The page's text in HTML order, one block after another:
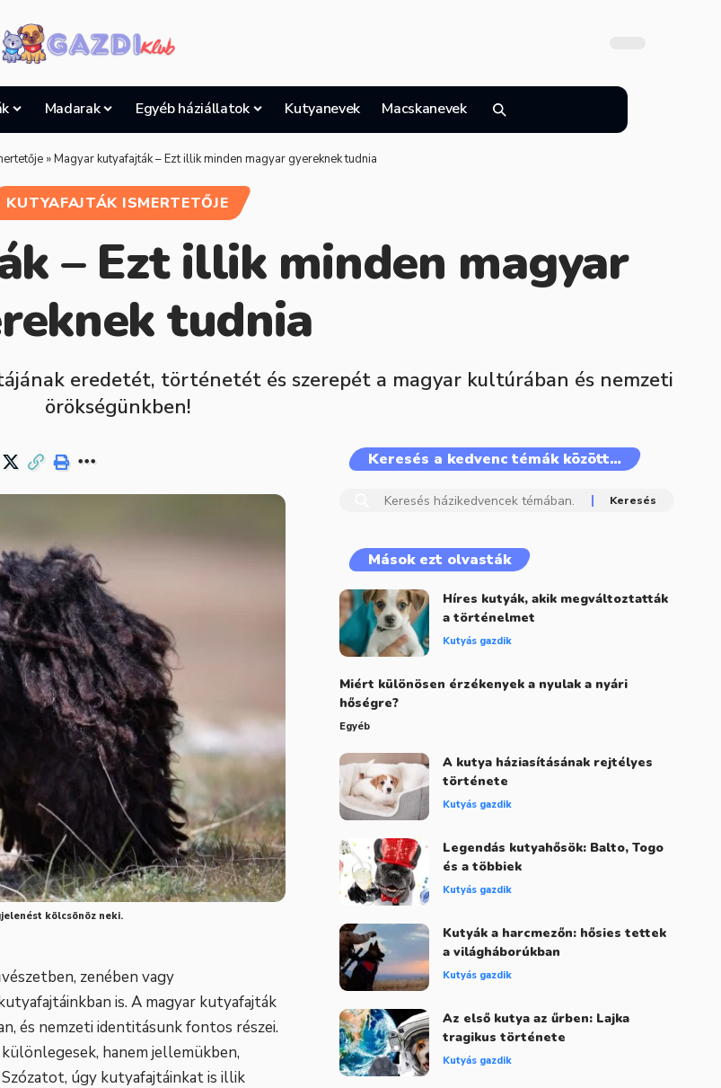
Madarak Egyéb háziállatok Kutyanevek Macskanevek
»Magyar kutyafajták – Ezt illik minden magyar gyereknek tudnia
KUTYAFAJTÁK ISMERTETŐJE
– Ezt illik minden magyar
tudnia
eredetét, történetét és szerepét a magyar kultúrában és nemzeti
örökségünkben!
kölcsönöz neki.
zenében vagy
is. A magyar kutyafajták
és nemzeti identitásunk fontos részei.
hanem jellemükben,
úgy kutyafajtáinkat is illik
Keresés a kedvenc témák között…
Mások ezt olvasták
Híres kutyák, akik megváltoztatták
a történelmet
Kutyás gazdik
Miért különösen érzékenyek a nyulak a nyári
hőségre?
Egyéb
A kutya háziasításának rejtélyes
története
Kutyás gazdik
Legendás kutyahősök: Balto, Togo
és a többiek
Kutyás gazdik
Kutyák a harcmezőn: hősies tettek
a világháborúkban
Kutyás gazdik
Az első kutya az űrben: Lajka
tragikus története
Kutyás gazdik